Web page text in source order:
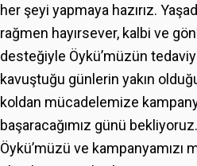
her şeyi yapmaya hazırız.
rağmen hayırsever, kalbi ve
desteğiyle Öykü’müzün
kavuştuğu günlerin yakın
koldan mücadelemize
başaracağımız günü bekliyoruz.
Öykü’müzü ve kampanyamızı